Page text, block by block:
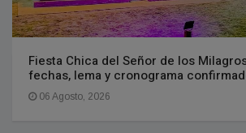
Fiesta Chica del Señor de los
fechas, lema y cronograma
06 Agosto, 2026